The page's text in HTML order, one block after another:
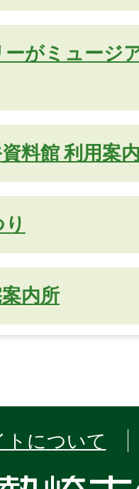
がミュージ
料館 利用案
内所
トについて